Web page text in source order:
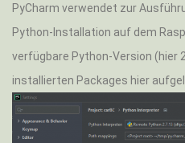
PyCharm verwendet zur
Python-Installation auf dem
verfügbare Python-Version (hier
installierten Packages hier